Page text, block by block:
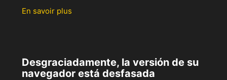
En savoir plus
Desgraciadamente, la versión de su
navegador está desfasada